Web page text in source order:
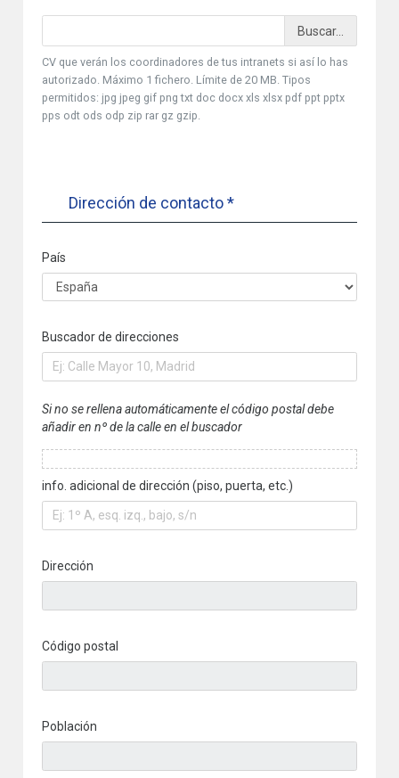
CV que verán los coordinadores de tus intranets si así lo has
autorizado. Máximo 1 fichero. Límite de 20 MB. Tipos
permitidos: jpg jpeg gif png txt doc docx xls xlsx pdf ppt pptx
pps odt ods odp zip rar gz gzip.
Dirección de contacto *
País
Buscador de direcciones
Si no se rellena automáticamente el código postal debe
añadir en nº de la calle en el buscador
info. adicional de dirección (piso, puerta, etc.)
Dirección
Código postal
Población